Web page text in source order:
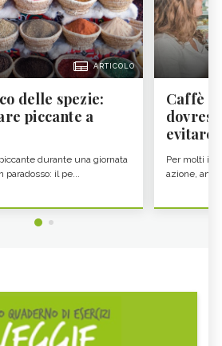
ARTICOLO
delle spezie:
piccante a
durante una giornata
il pe...
Caffè
evitare
Per molti il
azione,